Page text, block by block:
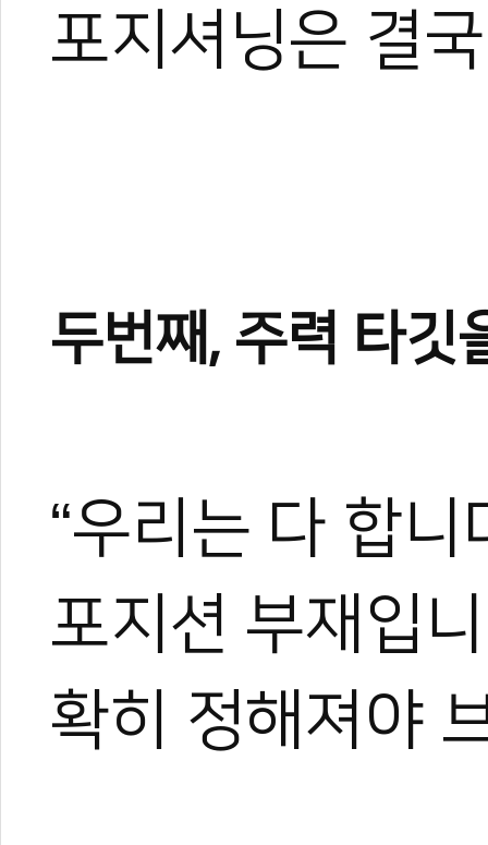
포지셔닝은 결
두번째, 주력 타깃
“우리는 다 합
포지션 부재입
확히 정해져야